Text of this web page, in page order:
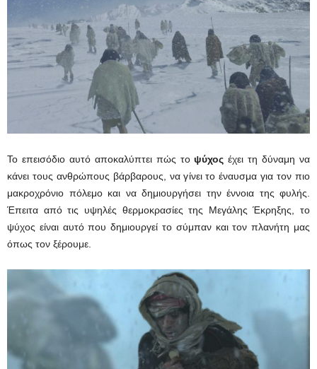
Το επεισόδιο αυτό αποκαλύπτει πώς τοψύχος έχει τη δύναμη να
κάνει τους ανθρώπους βάρβαρους, να γίνει το έναυσμα για τον πιο
μακροχρόνιο πόλεμο και να δημιουργήσει την έννοια της φυλής.
Έπειτα από τις υψηλές θερμοκρασίες της Μεγάλης Έκρηξης, το
ψύχος είναι αυτό που δημιουργεί το σύμπαν και τον πλανήτη μας
όπως τον ξέρουμε.